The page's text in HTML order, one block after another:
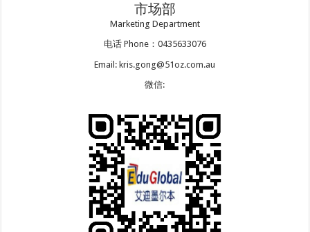
市场部
Marketing Department
电话 Phone：0435633076
Email: kris.gong@51oz.com.au
微信: